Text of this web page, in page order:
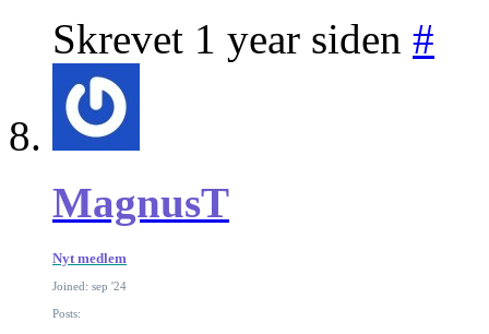
Skrevet 1 year siden #
MagnusT
Nyt medlem
Joined: sep '24
Posts: